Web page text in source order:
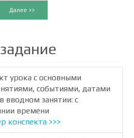
Далее >>
урока с основными
событиями, датами
вводном занятии: с
времени
конспекта >>>